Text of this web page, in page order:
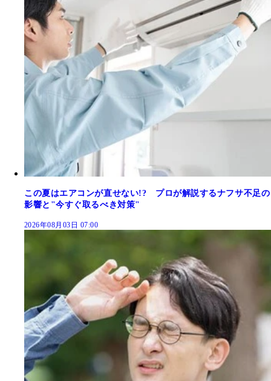
この夏はエアコンが直せない!? プロが解説するナフサ不足の
影響と"今すぐ取るべき対策"
2026年08月03日 07:00